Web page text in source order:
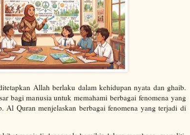
Allah berlaku dalam kehidupan nyata dan ghaib.
bagi manusia untuk memahami berbagai fenomena yang
Al Quran menjelaskan berbagai fenomena yang terjadi di